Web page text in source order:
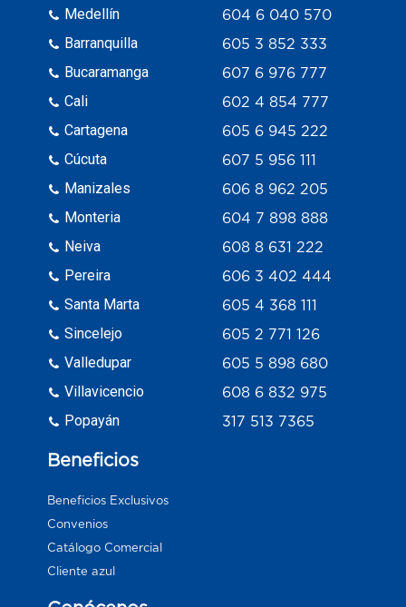
Medellín
Barranquilla
Bucaramanga
Cali
Cartagena
Cúcuta
Manizales
Monteria
Neiva
Pereira
Santa Marta
Sincelejo
Valledupar
Villavicencio
Popayán
604 6 040 570
605 3 852 333
607 6 976 777
602 4 854 777
605 6 945 222
607 5 956 111
606 8 962 205
604 7 898 888
608 8 631 222
606 3 402 444
605 4 368 111
605 2 771 126
605 5 898 680
608 6 832 975
317 513 7365
Beneficios
Beneficios Exclusivos
Convenios
Catálogo Comercial
Cliente azul